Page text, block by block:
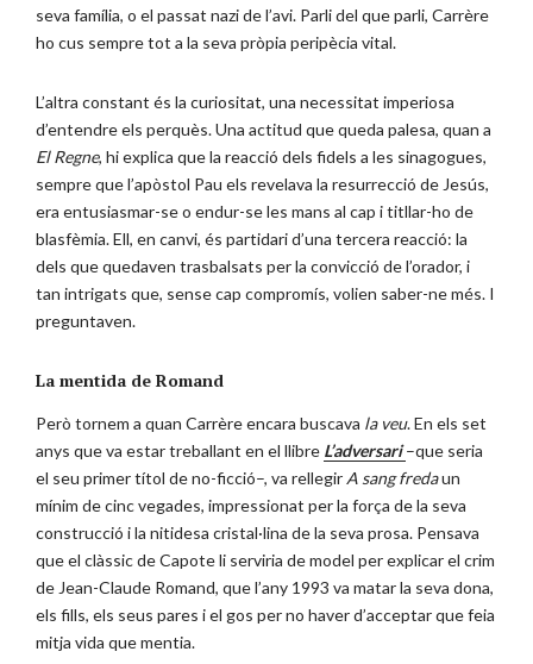
seva família, o el passat nazi de l’avi. Parli del que parli, Carrère
ho cus sempre tot a la seva pròpia peripècia vital.
L’altra constant és la curiositat, una necessitat imperiosa
d’entendre els perquès. Una actitud que queda palesa, quan a
El Regne, hi explica que la reacció dels fidels a les sinagogues,
sempre que l’apòstol Pau els revelava la resurrecció de Jesús,
era entusiasmar-se o endur-se les mans al cap i titllar-ho de
blasfèmia. Ell, en canvi, és partidari d’una tercera reacció: la
dels que quedaven trasbalsats per la convicció de l’orador, i
tan intrigats que, sense cap compromís, volien saber-ne més. I
preguntaven.
La mentida de Romand
Però tornem a quan Carrère encara buscava la veu. En els set
anys que va estar treballant en el llibre L’adversari–que seria
el seu primer títol de no-ficció–, va rellegir A sang fredaun
mínim de cinc vegades, impressionat per la força de la seva
construcció i la nitidesa cristal·lina de la seva prosa. Pensava
que el clàssic de Capote li serviria de model per explicar el crim
de Jean-Claude Romand, que l’any 1993 va matar la seva dona,
els fills, els seus pares i el gos per no haver d’acceptar que feia
mitja vida que mentia.